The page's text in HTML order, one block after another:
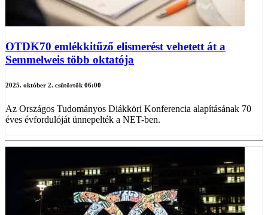
OTDK70 emlékkitűző elismerést vehetett át a
Semmelweis több oktatója
2025. október 2. csütörtök 06:00
Az Országos Tudományos Diákköri Konferencia alapításának 70
éves évfordulóját ünnepelték a NET-ben.